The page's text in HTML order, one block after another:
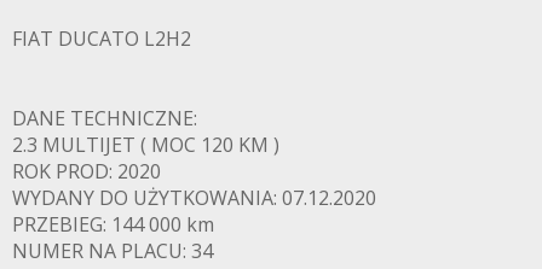
FIAT DUCATO L2H2
DANE TECHNICZNE:
2.3 MULTIJET ( MOC 120 KM )
ROK PROD: 2020
WYDANY DO UŻYTKOWANIA: 07.12.2020
PRZEBIEG: 144 000 km
NUMER NA PLACU: 34